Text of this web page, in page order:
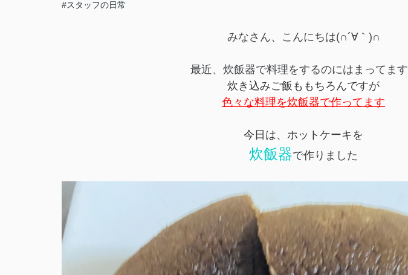
#スタッフの日常
みなさん、こんにちは(∩´∀｀)∩
最近、炊飯器で料理をするのにはまってます
炊き込みご飯ももちろんですが
色々な料理を炊飯器で作ってます
今日は、ホットケーキを
炊飯器で作りました